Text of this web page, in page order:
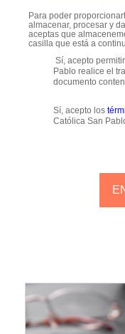
Para poder
almacenar, procesar y
aceptas que
casilla que está a
Sí, acepto
Pablo realice el
documento
Sí, acepto los
Católica San